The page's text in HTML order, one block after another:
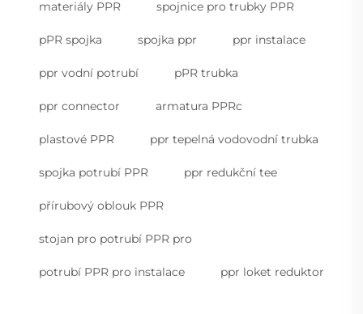
materiály PPR spojnice pro trubky PPR
pPR spojka spojka ppr ppr instalace
ppr vodní potrubí pPR trubka
ppr connector armatura PPRc
plastové PPR ppr tepelná vodovodní trubka
spojka potrubí PPR ppr redukční tee
přírubový oblouk PPR
stojan pro potrubí PPR pro
potrubí PPR pro instalace ppr loket reduktor